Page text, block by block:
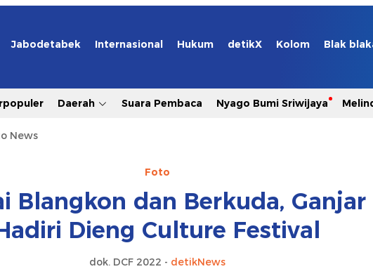
Jabodetabek Internasional Hukum detikX Kolom Blak
Daerah Suara Pembaca Nyago Bumi Sriwijaya
News
Foto
Blangkon dan Berkuda, Ganjar
Dieng Culture Festival
dok. DCF 2022 - detikNews